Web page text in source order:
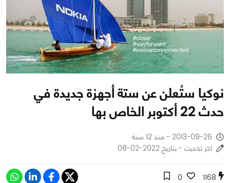
نوكيا ستُعلن عن ستة أجهزة جديدة في
حدث 22 أكتوبر الخاص بها
2013-09-26 - منذ 12 سنة
اخر تحديث - بتاريخ 2022-02-08
1168
0